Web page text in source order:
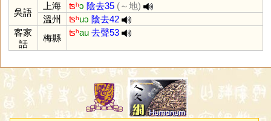
吳語
上海 ʦʰɔ 陰去35 (～地)
溫州
ʦʰuɔ 陰去42
客家
話
梅縣
ʦʰau 去聲53